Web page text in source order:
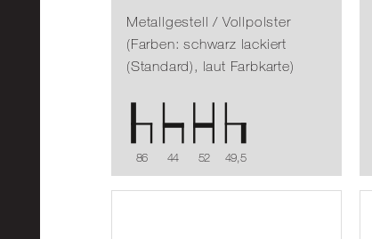
Metallgestell / Vollpolster
(Farben: schwarz lackiert
(Standard), laut Farbkarte)
86 44 52 49,5